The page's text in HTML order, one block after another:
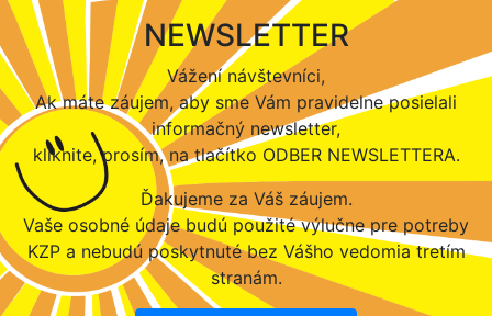
NEWSLETTER
Vážení návštevníci,
Ak máte záujem, aby sme Vám pravidelne posielali
informačný newsletter,
kliknite, prosím, na tlačítko ODBER NEWSLETTERA.
Ďakujeme za Váš záujem.
Vaše osobné údaje budú použité výlučne pre potreby
KZP a nebudú poskytnuté bez Vášho vedomia tretím
stranám.